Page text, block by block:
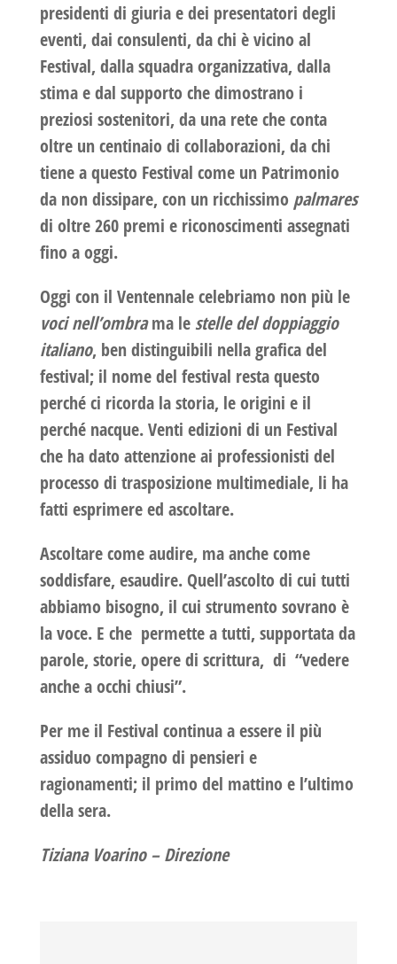
presidenti di giuria e dei presentatori degli
eventi, dai consulenti, da chi è vicino al
Festival, dalla squadra organizzativa, dalla
stima e dal supporto che dimostrano i
preziosi sostenitori, da una rete che conta
oltre un centinaio di collaborazioni, da chi
tiene a questo Festival come un Patrimonio
da non dissipare, con un ricchissimo palmares
di oltre 260 premi e riconoscimenti assegnati
fino a oggi.
Oggi con il Ventennale celebriamo non più le
voci nell’ombrama le stelle del doppiaggio
italiano, ben distinguibili nella grafica del
festival; il nome del festival resta questo
perché ci ricorda la storia, le origini e il
perché nacque. Venti edizioni di un Festival
che ha dato attenzione ai professionisti del
processo di trasposizione multimediale, li ha
fatti esprimere ed ascoltare.
Ascoltare come audire, ma anche come
soddisfare, esaudire. Quell’ascolto di cui tutti
abbiamo bisogno, il cui strumento sovrano è
la voce. E che permette a tutti, supportata da
parole, storie, opere di scrittura, di “vedere
anche a occhi chiusi”.
Per me il Festival continua a essere il più
assiduo compagno di pensieri e
ragionamenti; il primo del mattino e l’ultimo
della sera.
Tiziana Voarino –Direzione